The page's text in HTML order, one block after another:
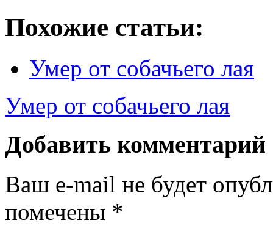
Похожие статьи:
Умер от собачьего лая
Умер от собачьего лая
Добавить комментарий
Ваш e-mail не будет
помечены *